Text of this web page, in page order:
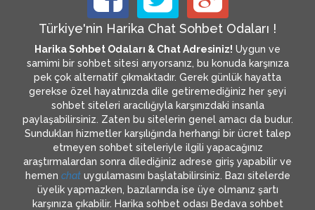
Türkiye'nin Harika Chat Sohbet Odaları !
Harika Sohbet Odaları & Chat Adresiniz! Uygun ve
samimi bir sohbet sitesi arıyorsanız, bu konuda karşınıza
pek çok alternatif çıkmaktadır. Gerek günlük hayatta
gerekse özel hayatınızda dile getiremediğiniz her şeyi
sohbet siteleri aracılığıyla karşınızdaki insanla
paylaşabilirsiniz. Zaten bu sitelerin genel amacı da budur.
Sundukları hizmetler karşılığında herhangi bir ücret talep
etmeyen sohbet siteleriyle ilgili yapacağınız
araştırmalardan sonra dilediğiniz adrese giriş yapabilir ve
hemen chatuygulamasını başlatabilirsiniz. Bazı sitelerde
üyelik yapmazken, bazılarında ise üye olmanız şartı
karşınıza çıkabilir. Harika sohbet odası Bedava sohbet